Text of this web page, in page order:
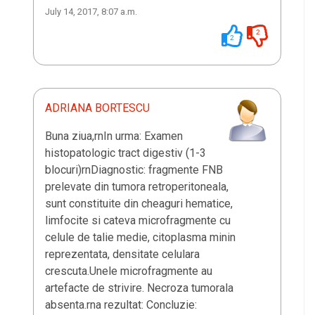
July 14, 2017, 8:07 a.m.
2
2
ADRIANA BORTESCU
Buna ziua,rnIn urma: Examen
histopatologic tract digestiv (1-3
blocuri)rnDiagnostic: fragmente FNB
prelevate din tumora retroperitoneala,
sunt constituite din cheaguri hematice,
limfocite si cateva microfragmente cu
celule de talie medie, citoplasma minin
reprezentata, densitate celulara
crescuta.Unele microfragmente au
artefacte de strivire. Necroza tumorala
absenta.rna rezultat: Concluzie: